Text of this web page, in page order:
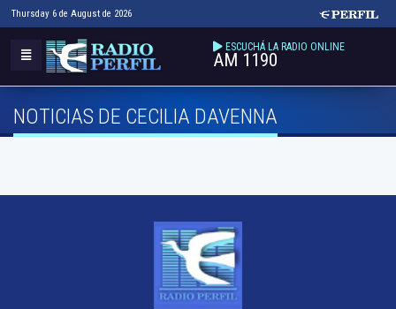
Thursday 6 de August de 2026
ESCUCHÁ LA RADIO ONLINE
AM 1190
NOTICIAS DE CECILIA DAVENNA